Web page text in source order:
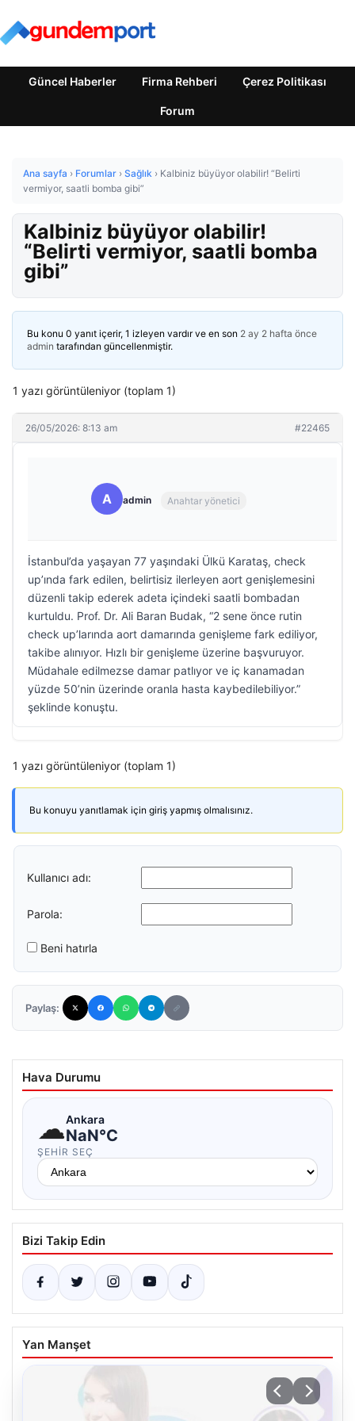
Güncel Haberler Firma Rehberi Çerez Politikası
Forum
Ana sayfa › Forumlar › Sağlık › Kalbiniz büyüyor olabilir! “Belirti
vermiyor, saatli bomba gibi”
Kalbiniz büyüyor olabilir!
“Belirti vermiyor, saatli bomba
gibi”
Bu konu 0 yanıt içerir, 1 izleyen vardır ve en son 2 ay 2 hafta önce
admin tarafından güncellenmiştir.
1 yazı görüntüleniyor (toplam 1)
26/05/2026: 8:13 am #22465
A admin Anahtar yönetici
İstanbul’da yaşayan 77 yaşındaki Ülkü Karataş, check
up’ında fark edilen, belirtisiz ilerleyen aort genişlemesini
düzenli takip ederek adeta içindeki saatli bombadan
kurtuldu. Prof. Dr. Ali Baran Budak, “2 sene önce rutin
check up’larında aort damarında genişleme fark ediliyor,
takibe alınıyor. Hızlı bir genişleme üzerine başvuruyor.
Müdahale edilmezse damar patlıyor ve iç kanamadan
yüzde 50’nin üzerinde oranla hasta kaybedilebiliyor.”
şeklinde konuştu.
1 yazı görüntüleniyor (toplam 1)
Bu konuyu yanıtlamak için giriş yapmış olmalısınız.
Kullanıcı adı:
Parola:
Beni hatırla
Paylaş:
Hava Durumu
☁Ankara
NaN°C
ŞEHIR SEÇ
Bizi Takip Edin
Yan Manşet